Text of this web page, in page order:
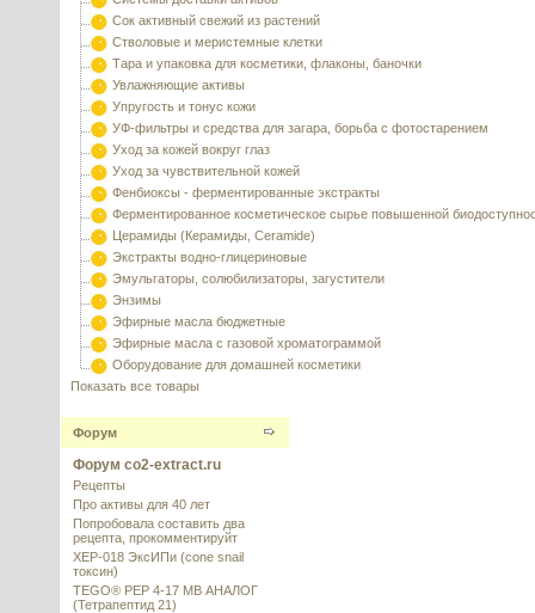
Сок активный свежий из растений
Стволовые и меристемные клетки
Тара и упаковка для косметики, флаконы, баночки
Увлажняющие активы
Упругость и тонус кожи
УФ-фильтры и средства для загара, борьба с фотостарением
Уход за кожей вокруг глаз
Уход за чувствительной кожей
Фенбиоксы - ферментированные экстракты
Ферментированное косметическое сырье повышенной
Церамиды (Керамиды, Ceramide)
Экстракты водно-глицериновые
Эмульгаторы, солюбилизаторы, загустители
Энзимы
Эфирные масла бюджетные
Эфирные масла с газовой хроматограммой
Оборудование для домашней косметики
Показать все товары
Форум
Форум co2-extract.ru
Рецепты
Про активы для 40 лет
Попробовала составить два
рецепта, прокомментируйт
XEP-018 ЭксИПи (cone snail
токсин)
TEGO® PEP 4-17 MB АНАЛОГ
(Тетрапептид 21)